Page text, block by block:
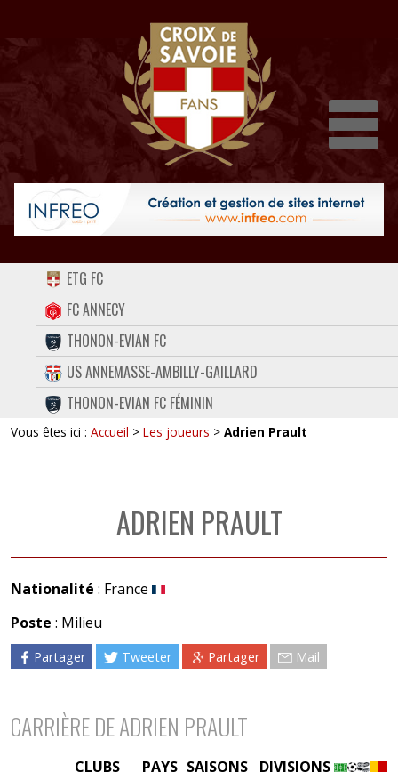
ACCUEIL
FORUM
CONTACT
FACEBOOK
TWITTER
ETG FC
FC ANNECY
THONON-EVIAN FC
US ANNEMASSE-AMBILLY-GAILLARD
THONON-EVIAN FC FÉMININ
Vous êtes ici : Accueil > Les joueurs > Adrien Prault
ADRIEN PRAULT
Nationalité : France
Poste : Milieu
Partager Tweeter Partager Mail
CARRIÈRE DE ADRIEN PRAULT
PAYS SAISONS
DIVISIONS
CLUBS